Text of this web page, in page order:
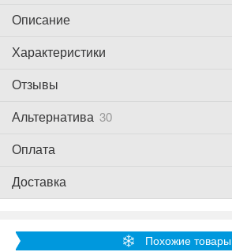
Описание
Характеристики
Отзывы
Альтернатива 30
Оплата
Доставка
Похожие товары